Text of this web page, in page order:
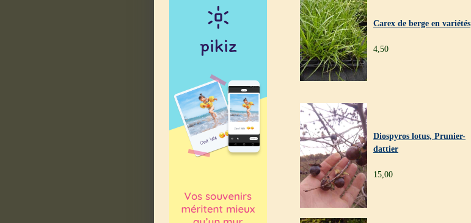
Carex de berge en variétés
4,50
Diospyros lotus, Prunier-
dattier
15,00